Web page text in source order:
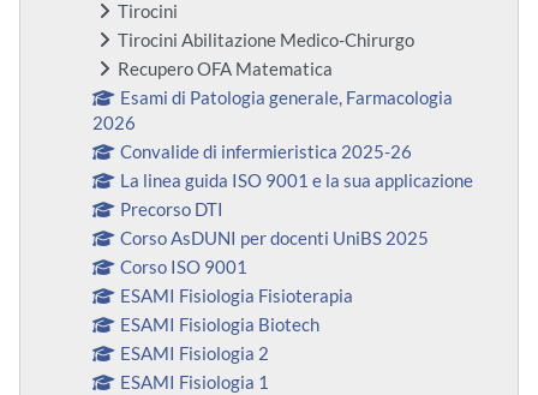
Tirocini
Tirocini Abilitazione Medico-Chirurgo
Recupero OFA Matematica
Esami di Patologia generale, Farmacologia
2026
Convalide di infermieristica 2025-26
La linea guida ISO 9001 e la sua applicazione
Precorso DTI
Corso AsDUNI per docenti UniBS 2025
Corso ISO 9001
ESAMI Fisiologia Fisioterapia
ESAMI Fisiologia Biotech
ESAMI Fisiologia 2
ESAMI Fisiologia 1